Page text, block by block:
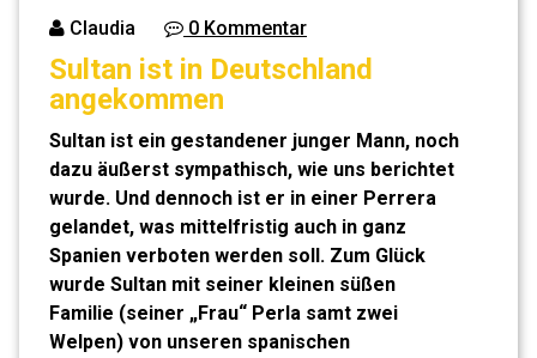
Claudia 0 Kommentar
Sultan ist in Deutschland
angekommen
Sultan ist ein gestandener junger Mann, noch
dazu äußerst sympathisch, wie uns berichtet
wurde. Und dennoch ist er in einer Perrera
gelandet, was mittelfristig auch in ganz
Spanien verboten werden soll. Zum Glück
wurde Sultan mit seiner kleinen süßen
Familie (seiner „Frau“ Perla samt zwei
Welpen) von unseren spanischen